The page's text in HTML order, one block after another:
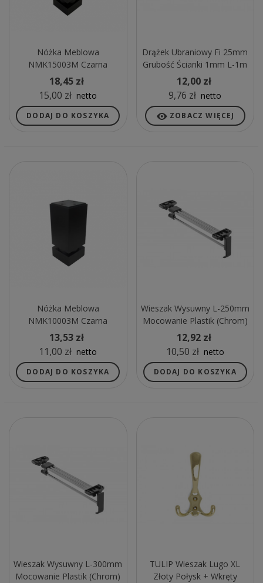
Nóżka Meblowa
NMK15003M Czarna
18,45 zł
15,00 zł netto
DODAJ DO KOSZYKA
Drążek Ubraniowy Fi 25mm
Grubość Ścianki 1mm L-1m
CHROM
12,00 zł
9,76 zł netto
ZOBACZ WIĘCEJ
Nóżka Meblowa
NMK10003M Czarna
13,53 zł
11,00 zł netto
DODAJ DO KOSZYKA
Wieszak Wysuwny L-250mm
Mocowanie Plastik (chrom)
12,92 zł
10,50 zł netto
DODAJ DO KOSZYKA
Wieszak Wysuwny L-300mm
Mocowanie Plastik (chrom)
TULIP Wieszak Lugo XL
Złoty Połysk + Wkręty